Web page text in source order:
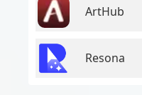
ArtHub
Resona